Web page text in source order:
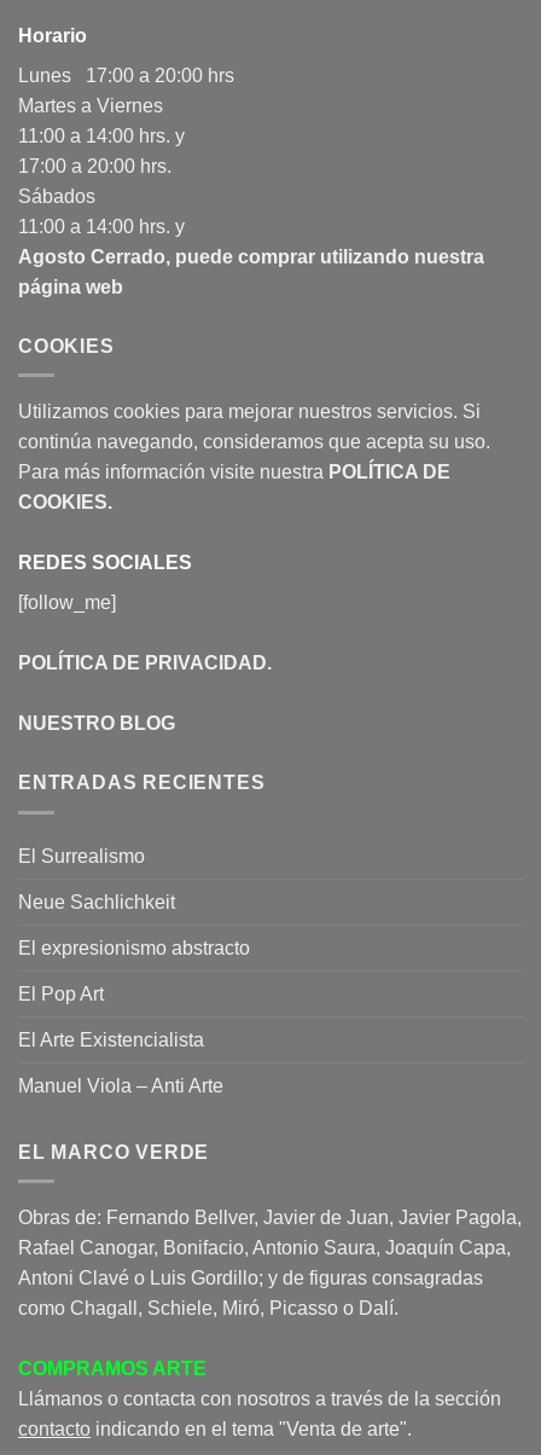
Horario
Lunes 17:00 a 20:00 hrs
Martes a Viernes
11:00 a 14:00 hrs. y
17:00 a 20:00 hrs.
Sábados
11:00 a 14:00 hrs. y
Agosto Cerrado, puede comprar utilizando nuestra
página web
COOKIES
Utilizamos cookies para mejorar nuestros servicios. Si
continúa navegando, consideramos que acepta su uso.
Para más información visite nuestra POLÍTICA DE
COOKIES.
REDES SOCIALES
[follow_me]
POLÍTICA DE PRIVACIDAD.
NUESTRO BLOG
ENTRADAS RECIENTES
El Surrealismo
Neue Sachlichkeit
El expresionismo abstracto
El Pop Art
El Arte Existencialista
Manuel Viola – Anti Arte
EL MARCO VERDE
Obras de: Fernando Bellver, Javier de Juan, Javier Pagola,
Rafael Canogar, Bonifacio, Antonio Saura, Joaquín Capa,
Antoni Clavé o Luis Gordillo; y de figuras consagradas
como Chagall, Schiele, Miró, Picasso o Dalí.
COMPRAMOS ARTE
Llámanos o contacta con nosotros a través de la sección
contacto indicando en el tema "Venta de arte".